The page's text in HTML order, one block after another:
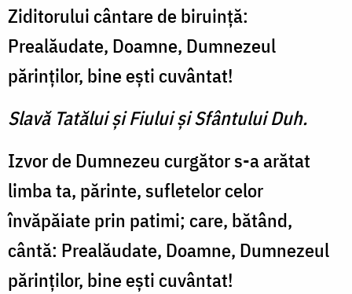
Zidito­rului cântare de biruinţă:
Prealăudate, Doamne, Dumnezeul
părinţilor, bine eşti cuvântat!
Slavă Tatălui şi Fiului şi Sfântului Duh.
Izvor de Dumnezeu curgător s-a arătat
limba ta, părinte, su­fletelor celor
învăpăiate prin patimi; care, bătând,
cântă: Prealăudate, Doamne, Dumnezeul
părinţilor, bine eşti cuvântat!